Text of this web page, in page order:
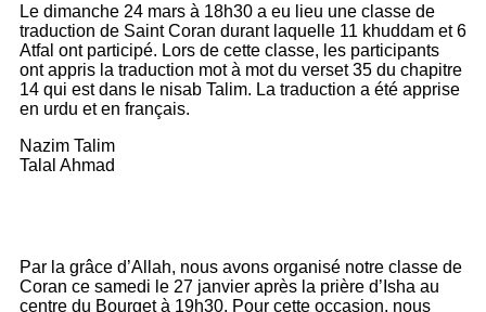
Le dimanche 24 mars à 18h30 a eu lieu une classe de
traduction de Saint Coran durant laquelle 11 khuddam et 6
Atfal ont participé. Lors de cette classe, les participants
ont appris la traduction mot à mot du verset 35 du chapitre
14 qui est dans le nisab Talim. La traduction a été apprise
en urdu et en français.
Nazim Talim
Talal Ahmad
Par la grâce d’Allah, nous avons organisé notre classe de
Coran ce samedi le 27 janvier après la prière d’Isha au
centre du Bourget à 19h30. Pour cette occasion, nous